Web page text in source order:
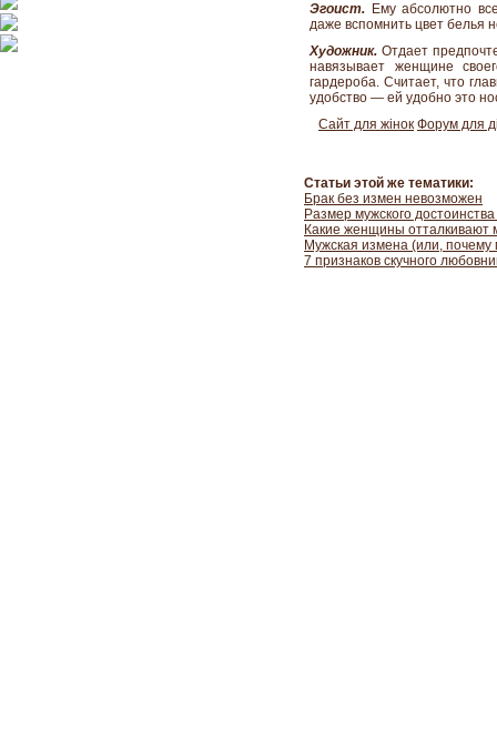
Эгоист. Ему абсолютно
даже вспомнить цвет белья
Художник. Отдает
навязывает женщине
гардероба. Считает, что
удобство — ей удобно это
Сайт для жінок Форум для
Статьи этой же тематики:
Брак без измен невозможен
Размер мужского
Какие женщины отталкивают
Мужская измена (или,
7 признаков скучного